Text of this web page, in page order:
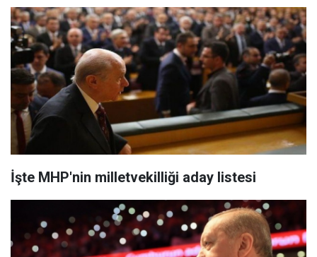
İşte MHP'nin milletvekilliği aday listesi